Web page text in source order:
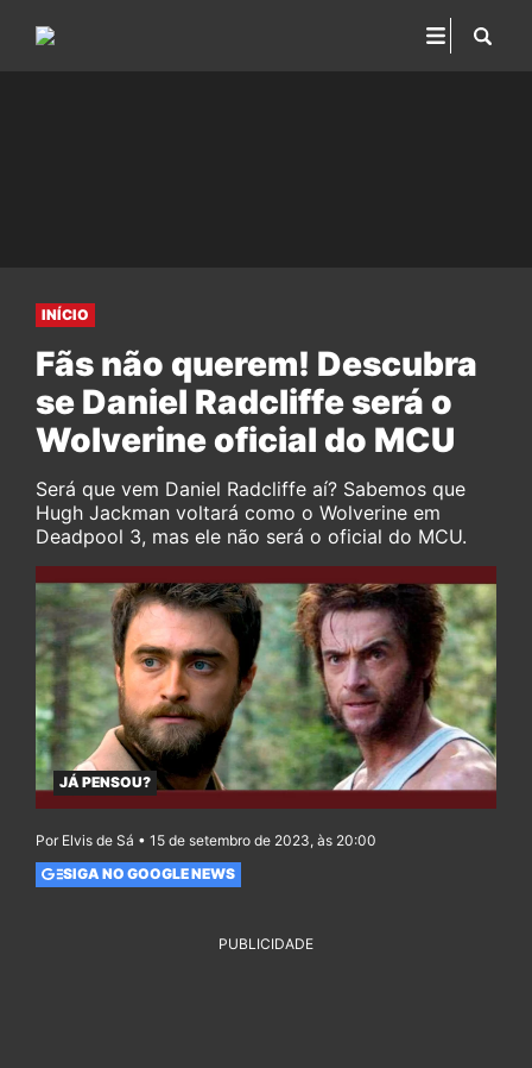
INÍCIO
Fãs não querem! Descubra
se Daniel Radcliffe será o
Wolverine oficial do MCU
Será que vem Daniel Radcliffe aí? Sabemos que
Hugh Jackman voltará como o Wolverine em
Deadpool 3, mas ele não será o oficial do MCU.
JÁ PENSOU?
Por Elvis de Sá • 15 de setembro de 2023, às 20:00
SIGA NO GOOGLE NEWS
PUBLICIDADE